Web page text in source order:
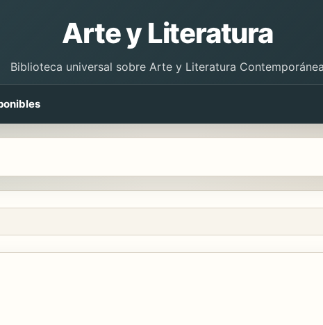
Arte y Literatura
Biblioteca universal sobre Arte y Literatura